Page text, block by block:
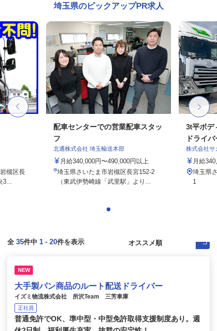
埼玉県のピックアップPR求人
槻区長
配車センターでの営業配車スタッ
フ
北通株式会社 埼玉輸送本部
月給340,000円〜490,000円以上
埼玉県さいたま市岩槻区長宮152-2
（東武伊勢崎線「武里駅」より...
3t平ボデ
ドライバ
株式会社サ
月給
埼玉県
1
全 35件中 1 - 20件を表示
NEW
大手製パン商品のルート配送ドライバー
イズミ物流株式会社 所沢Team 三芳車庫
正社員
普通免許でOK、準中型・中型免許取得支援制度あり。週